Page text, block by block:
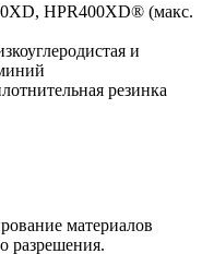
HPR400XD® (макс.
и
резинка
материалов
разрешения.